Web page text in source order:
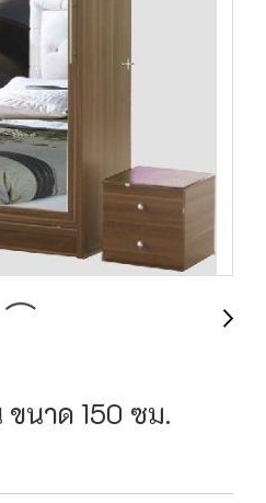
ขนาด 150 ซม.